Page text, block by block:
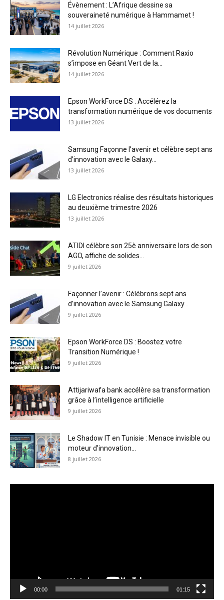
Évènement : L’Afrique dessine sa
souveraineté numérique à Hammamet !
14 juillet 2026
Révolution Numérique : Comment Raxio
s’impose en Géant Vert de la...
14 juillet 2026
Epson WorkForce DS : Accélérez la
transformation numérique de vos documents
13 juillet 2026
Samsung Façonne l’avenir et célèbre sept ans
d’innovation avec le Galaxy...
13 juillet 2026
LG Electronics réalise des résultats historiques
au deuxième trimestre 2026
13 juillet 2026
ATIDI célèbre son 25è anniversaire lors de son
AGO, affiche de solides...
9 juillet 2026
Façonner l’avenir : Célébrons sept ans
d’innovation avec le Samsung Galaxy...
9 juillet 2026
Epson WorkForce DS : Boostez votre
Transition Numérique !
9 juillet 2026
Attijariwafa bank accélère sa transformation
grâce à l’intelligence artificielle
9 juillet 2026
Le Shadow IT en Tunisie : Menace invisible ou
moteur d’innovation...
8 juillet 2026
00:00 01:15